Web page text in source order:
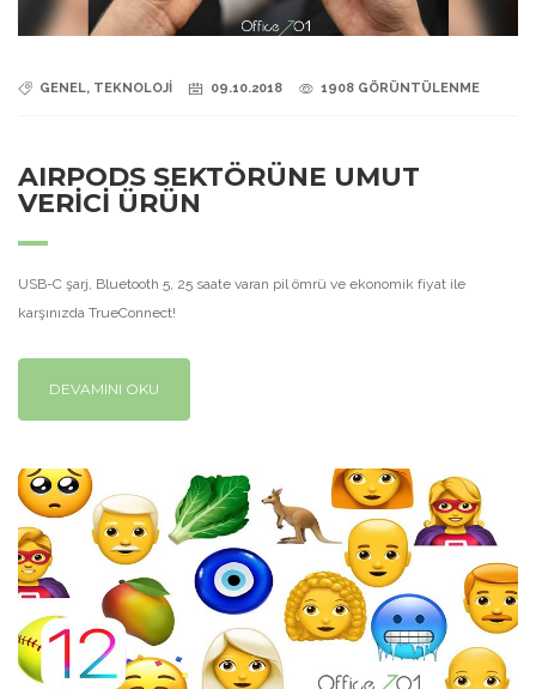
GENEL, TEKNOLOJİ 09.10.2018 1908 GÖRÜNTÜLENME
AIRPODS SEKTÖRÜNE UMUT
VERİCİ ÜRÜN
USB-C şarj, Bluetooth 5, 25 saate varan pil ömrü ve ekonomik fiyat ile
karşınızda TrueConnect!
DEVAMINI OKU